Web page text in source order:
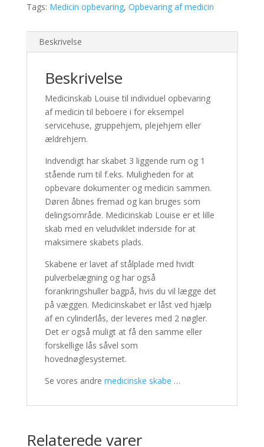
Tags: Medicin opbevaring, Opbevaring af medicin
Beskrivelse
Beskrivelse
Medicinskab Louise til individuel opbevaring
af medicin til beboere i for eksempel
servicehuse, gruppehjem, plejehjem eller
ældrehjem.
Indvendigt har skabet 3 liggende rum og 1
stående rum til f.eks. Muligheden for at
opbevare dokumenter og medicin sammen.
Døren åbnes fremad og kan bruges som
delingsområde. Medicinskab Louise er et lille
skab med en veludviklet inderside for at
maksimere skabets plads.
Skabene er lavet af stålplade med hvidt
pulverbelægning og har også
forankringshuller bagpå, hvis du vil lægge det
på væggen. Medicinskabet er låst ved hjælp
af en cylinderlås, der leveres med 2 nøgler.
Det er også muligt at få den samme eller
forskellige lås såvel som
hovednøglesystemet.
Se vores andre medicinske skabe …
Relaterede varer